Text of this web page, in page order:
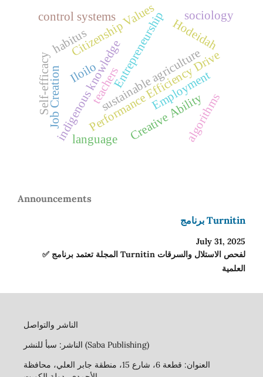
Employment
Performance Efficiency Drive
indigenous knowledge
Iloilosustainable agriculture
Job Creation
Entrepreneurship
Creative Ability
Self-efficacy
Hodeidah
Citizenship Values
algorithms
teachers
control systems
habitus
sociology
language
Announcements
برنامج Turnitin
July 31, 2025
✅ المجلة تعتمد برنامج Turnitin لفحص الاستلال والسرقات
العلمية
الناشر والتواصل
الناشر: سبأ للنشر (Saba Publishing)
العنوان: قطعة 6، شارع 15، منطقة جابر العلي، محافظة